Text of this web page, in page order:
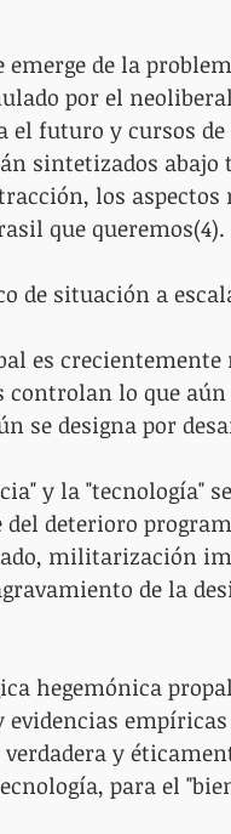
de la
por el
el futuro y cursos
sintetizados abajo
los
que queremos(4).
de situación a
es
controlan lo que
se designa por
y la "tecnología"
deterioro
militarización
de la
hegemónica
y
para el